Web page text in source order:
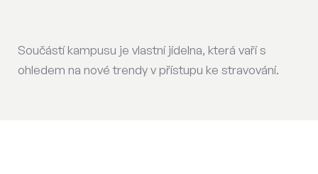
Součástí kampusu je vlastní jídelna, která vaří s
ohledem na nové trendy v přístupu ke stravování.